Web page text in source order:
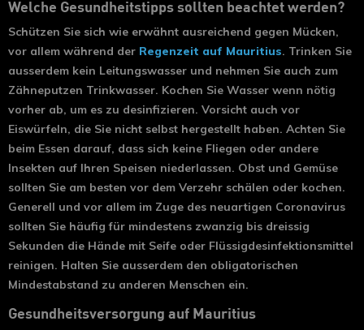
Welche Gesundheitstipps sollten beachtet werden?
Schützen Sie sich wie erwähnt ausreichend gegen Mücken,
vor allem während der Regenzeit auf Mauritius. Trinken Sie
ausserdem kein Leitungswasser und nehmen Sie auch zum
Zähneputzen Trinkwasser. Kochen Sie Wasser wenn nötig
vorher ab, um es zu desinfizieren. Vorsicht auch vor
Eiswürfeln, die Sie nicht selbst hergestellt haben. Achten Sie
beim Essen darauf, dass sich keine Fliegen oder andere
Insekten auf Ihren Speisen niederlassen. Obst und Gemüse
sollten Sie am besten vor dem Verzehr schälen oder kochen.
Generell und vor allem im Zuge des neuartigen Coronavirus
sollten Sie häufig für mindestens zwanzig bis dreissig
Sekunden die Hände mit Seife oder Flüssigdesinfektionsmittel
reinigen. Halten Sie ausserdem den obligatorischen
Mindestabstand zu anderen Menschen ein.
Gesundheitsversorgung auf Mauritius